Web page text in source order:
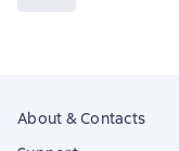
About & Contacts